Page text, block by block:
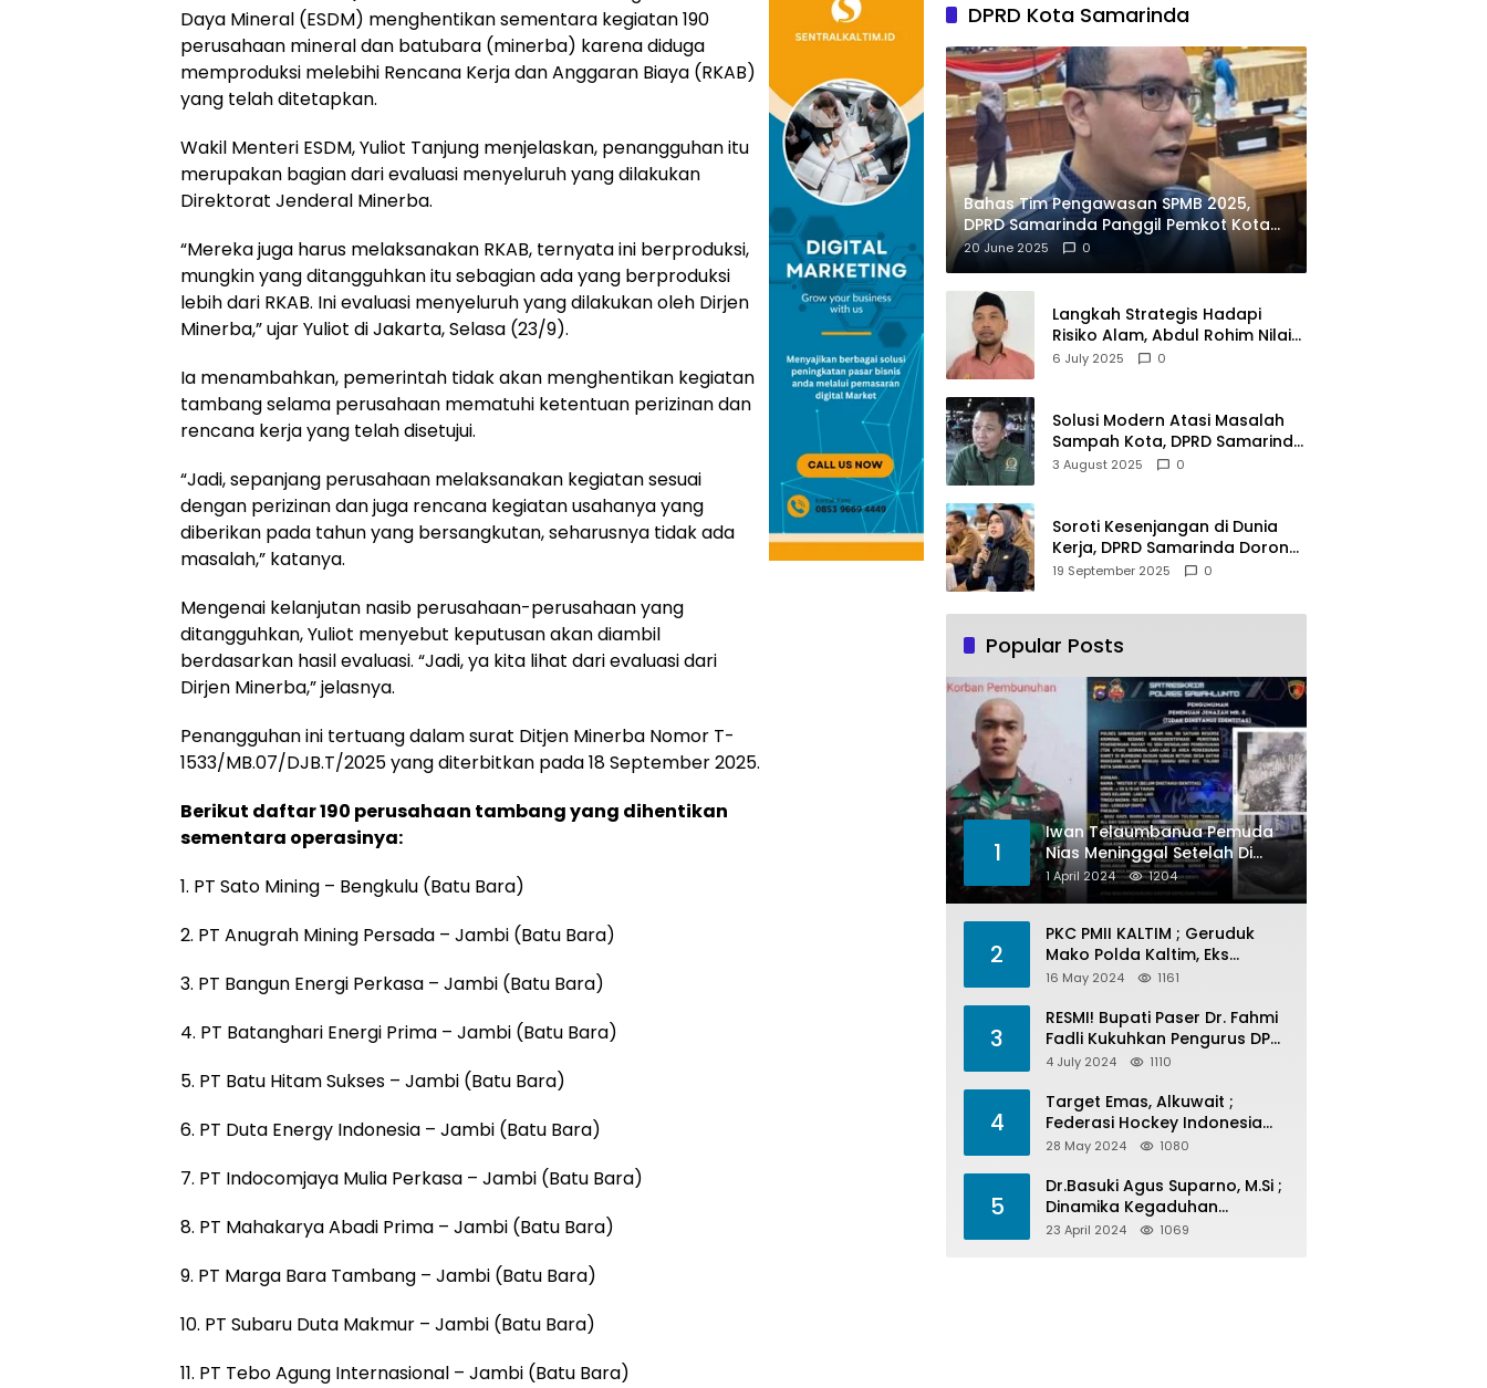
Daya Mineral (ESDM) menghentikan sementara kegiatan 190
perusahaan mineral dan batubara (minerba) karena diduga
memproduksi melebihi Rencana Kerja dan Anggaran Biaya (RKAB)
yang telah ditetapkan.
Wakil Menteri ESDM, Yuliot Tanjung menjelaskan, penangguhan itu
merupakan bagian dari evaluasi menyeluruh yang dilakukan
Direktorat Jenderal Minerba.
“Mereka juga harus melaksanakan RKAB, ternyata ini berproduksi,
mungkin yang ditangguhkan itu sebagian ada yang berproduksi
lebih dari RKAB. Ini evaluasi menyeluruh yang dilakukan oleh Dirjen
Minerba,” ujar Yuliot di Jakarta, Selasa (23/9).
Ia menambahkan, pemerintah tidak akan menghentikan kegiatan
tambang selama perusahaan mematuhi ketentuan perizinan dan
rencana kerja yang telah disetujui.
“Jadi, sepanjang perusahaan melaksanakan kegiatan sesuai
dengan perizinan dan juga rencana kegiatan usahanya yang
diberikan pada tahun yang bersangkutan, seharusnya tidak ada
masalah,” katanya.
Mengenai kelanjutan nasib perusahaan-perusahaan yang
ditangguhkan, Yuliot menyebut keputusan akan diambil
berdasarkan hasil evaluasi. “Jadi, ya kita lihat dari evaluasi dari
Dirjen Minerba,” jelasnya.
Penangguhan ini tertuang dalam surat Ditjen Minerba Nomor T-
1533/MB.07/DJB.T/2025 yang diterbitkan pada 18 September 2025.
Berikut daftar 190 perusahaan tambang yang dihentikan
sementara operasinya:
1. PT Sato Mining – Bengkulu (Batu Bara)
2. PT Anugrah Mining Persada – Jambi (Batu Bara)
3. PT Bangun Energi Perkasa – Jambi (Batu Bara)
4. PT Batanghari Energi Prima – Jambi (Batu Bara)
5. PT Batu Hitam Sukses – Jambi (Batu Bara)
6. PT Duta Energy Indonesia – Jambi (Batu Bara)
7. PT Indocomjaya Mulia Perkasa – Jambi (Batu Bara)
8. PT Mahakarya Abadi Prima – Jambi (Batu Bara)
9. PT Marga Bara Tambang – Jambi (Batu Bara)
10. PT Subaru Duta Makmur – Jambi (Batu Bara)
11. PT Tebo Agung Internasional – Jambi (Batu Bara)
DPRD Kota Samarinda
Bahas Tim Pengawasan SPMB 2025,
DPRD Samarinda Panggil Pemkot Kota
Tepian
20 June 2025 0
Langkah Strategis Hadapi
Risiko Alam, Abdul Rohim Nilai
Samarinda Siap Jadi Pusat
6 July 2025 0
Solusi Modern Atasi Masalah
Sampah Kota, DPRD Samarinda
Dukung Penuh Proyek PLTSA
3 August 2025 0
Soroti Kesenjangan di Dunia
Kerja, DPRD Samarinda Dorong
Pemkot Gencarkan
19 September 2025 0
Popular Posts
1
Iwan Telaumbanua Pemuda
Nias Meninggal Setelah Di
Habisi Oknum TNI AL
1 April 2024 1204
2
PKC PMII KALTIM ; Geruduk
Mako Polda Kaltim, Eks
Lubang Tambang Banyak
16 May 2024 1161
3
RESMI! Bupati Paser Dr. Fahmi
Fadli Kukuhkan Pengurus DPP
LAP 2024-2029
4 July 2024 1110
4
Target Emas, Alkuwait ;
Federasi Hockey Indonesia
Kota Balikpapan Siap Menjadi
28 May 2024 1080
5
Dr.Basuki Agus Suparno, M.Si ;
Dinamika Kegaduhan
Komunikasi Politik Jelang
23 April 2024 1069